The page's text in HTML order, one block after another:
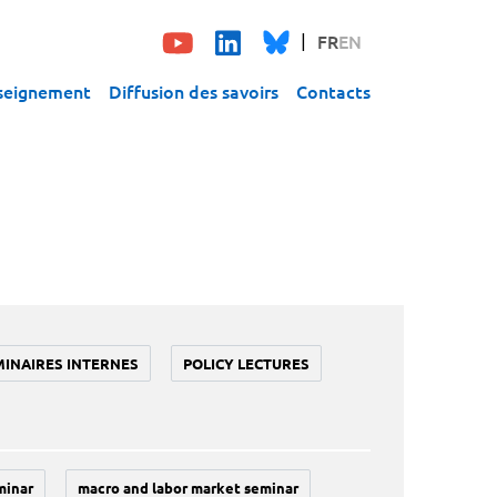
FREN
Diffusion des savoirs Contacts
INTERNES POLICY LECTURES
macro and labor market seminar